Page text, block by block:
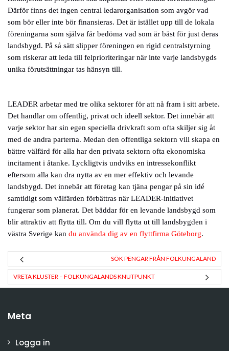
Därför finns det ingen central ledarorganisation som avgör vad
som bör eller inte bör finansieras. Det är istället upp till de lokala
föreningarna som själva får bedöma vad som är bäst för just deras
landsbygd. På så sätt slipper föreningen en rigid centralstyrning
som riskerar att leda till felprioriteringar när inte varje landsbygds
unika förutsättningar tas hänsyn till.
LEADER arbetar med tre olika sektorer för att nå fram i sitt arbete.
Det handlar om offentlig, privat och ideell sektor. Det innebär att
varje sektor har sin egen speciella drivkraft som ofta skiljer sig åt
med de andra parterna. Medan den offentliga sektorn vill skapa en
bättre välfärd för alla har den privata sektorn ofta ekonomiska
incitament i åtanke. Lyckligtvis undviks en intressekonflikt
eftersom alla kan dra nytta av en mer effektiv och levande
landsbygd. Det innebär att företag kan tjäna pengar på sin idé
samtidigt som välfärden förbättras när LEADER-initiativet
fungerar som planerat. Det bäddar för en levande landsbygd som
blir attraktiv att flytta till. Om du vill flytta ut till landsbygden i
västra Sverige kan du använda dig av en flyttfirma Göteborg.
SÖK PENGAR FRÅN FOLKUNGALAND
VRETA KLUSTER – FOLKUNGALANDS KNUTPUNKT
Meta
Logga in